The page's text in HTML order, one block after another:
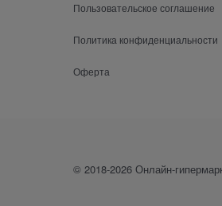
Пользовательское соглашение
Политика конфиденциальности
Оферта
© 2018-2026 Онлайн-